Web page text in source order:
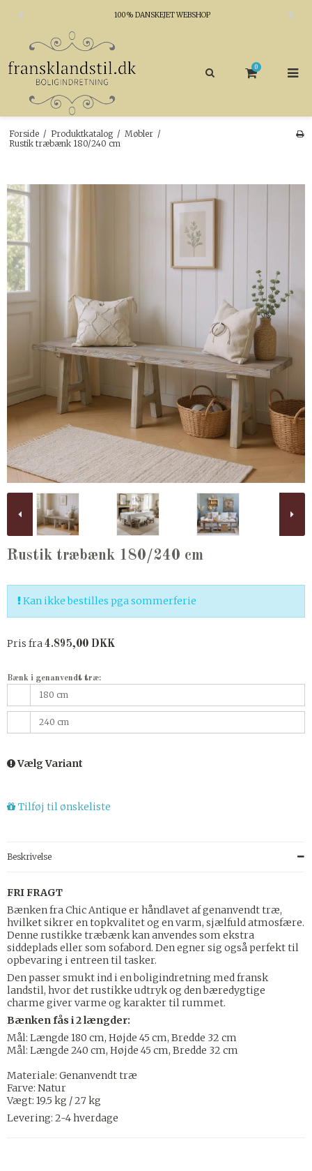
100% DANSKEJET WEBSHOP
0
Forside / Produktkatalog / Møbler /
Rustik træbænk 180/240 cm
Rustik træbænk 180/240 cm
Kan ikke bestilles pga sommerferie
Pris fra4.895,00 DKK
Bænk i genanvendt træ:
180 cm
240 cm
Vælg Variant
Tilføj til ønskeliste
Beskrivelse
FRI FRAGT
Bænken fra Chic Antique er håndlavet af genanvendt træ,
hvilket sikrer en topkvalitet og en varm, sjælfuld atmosfære.
Denne rustikke træbænk kan anvendes som ekstra
siddeplads eller som sofabord. Den egner sig også perfekt til
opbevaring i entreen til tasker.
Den passer smukt ind i en boligindretning med fransk
landstil, hvor det rustikke udtryk og den bæredygtige
charme giver varme og karakter til rummet.
Bænken fås i 2 længder:
Mål: Længde 180 cm, Højde 45 cm, Bredde 32 cm
Mål: Længde 240 cm, Højde 45 cm, Bredde 32 cm
Materiale: Genanvendt træ
Farve: Natur
Vægt: 19.5 kg / 27 kg
Levering: 2-4 hverdage